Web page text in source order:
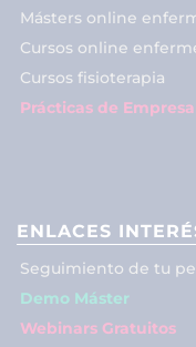
Másters online
Cursos online
Cursos fisioterapia
Prácticas de Empresa
ENLACES
Seguimiento de tu
Demo Máster
Webinars Gratuitos